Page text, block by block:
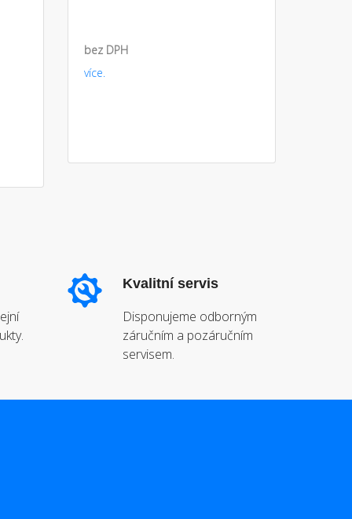
bez DPH
více.
Kvalitní servis
Disponujeme odborným
záručním a pozáručním
servisem.